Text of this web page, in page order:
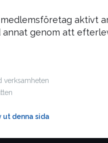
aktivt
genom att
verksamheten
ut denna sida